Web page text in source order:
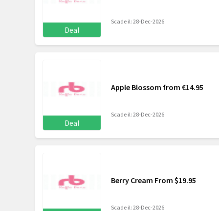
Deal
Scade il: 28-Dec-2026
Deal
Apple Blossom from €14.95
Scade il: 28-Dec-2026
Berry Cream From $19.95
Scade il: 28-Dec-2026